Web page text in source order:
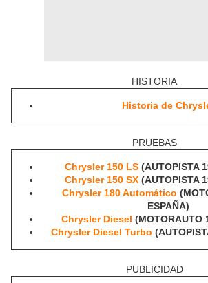
HISTORIA
Historia de
PRUEBAS
Chrysler 150 LS (AUTOPISTA
Chrysler 150 SX (AUTOPISTA
Chrysler 180 Automático
ESPAÑA)
Chrysler Diesel (MOTORAUTO
Chrysler Diesel Turbo
PUBLICIDAD